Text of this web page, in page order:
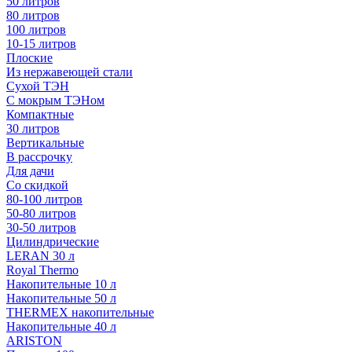
80 литров
100 литров
10-15 литров
Плоские
Из нержавеющей стали
Сухой ТЭН
С мокрым ТЭНом
Компактные
30 литров
Вертикальные
В рассрочку
Для дачи
Со скидкой
80-100 литров
50-80 литров
30-50 литров
Цилиндрические
LERAN 30 л
Royal Thermo
Накопительные 10 л
Накопительные 50 л
THERMEX накопительные
Накопительные 40 л
ARISTON